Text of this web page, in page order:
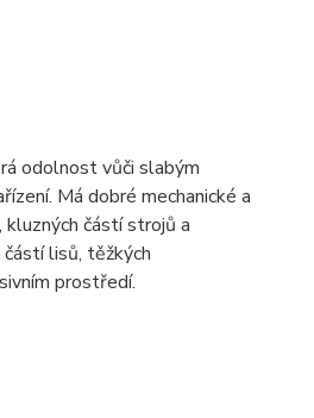
odolnost vůči slabým
Má dobré mechanické a
částí strojů a
lisů, těžkých
prostředí.